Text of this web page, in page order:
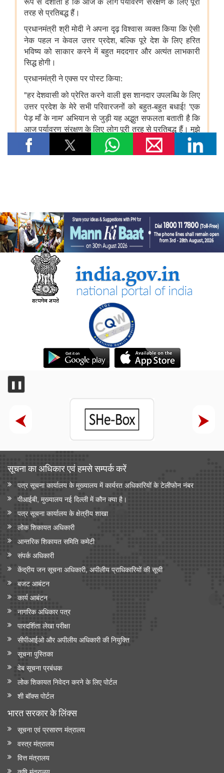
राष्ट्रीय मानवाधिकार आयोग (एनएचआरसी) ने मध्य प्रदेश के विदिशा जिले में
स्कूली छात्रों के खतरनाक तरीके से बेतवा नदी पार करने की मीडिया रिपोर्ट
का स्वतः संज्ञान लिया
रसायन एवं उर्वरक मंत्रालय - औषधि विभाग
फार्मास्युटिकल सेक्टर के लिए उत्पादन आधारित प्रोत्साहन योजना
जन औषधि केंद्रों में दवाओं की बिक्री
जीवन रक्षक दवाएं
❚❚
सूचना का अधिकार एवं हमसे सम्‍पर्क करें
पत्र सूचना कार्यालय के मुख्यालय में कार्यरत अधिकारियों के टेलीफोन नंबर
पीआईबी, मुख्यालय नई दिल्ली में कौन क्या है।
पत्र सूचना कार्यालय के क्षेत्रीय शाखा
लोक शिकायत अधिकारी
आन्‍तरिक शिकायत समिति कमेटी
संपर्क अधिकारी
केंद्रीय जन सूचना अधिकारी, अपीलीय प्राधिकारियों की सूची
बजट आबंटन
कार्य आबंटन
नागरिक अधिकार पत्र
पारदर्शिता लेखा परीक्षा
सीपीआईओ और अपी‍लीय अधिकारी की नियुक्ति
सूचना पुस्तिका
वेब सूचना प्रबंधक
लोक शिकायत निवेदन करने के लिए पोर्टल
शी बॉक्स पोर्टल
भारत सरकार के लिंक्‍स
सूचना एवं प्रसारण मंत्रालय
वस्त्र मंत्रालय
वित्त मंत्रालय